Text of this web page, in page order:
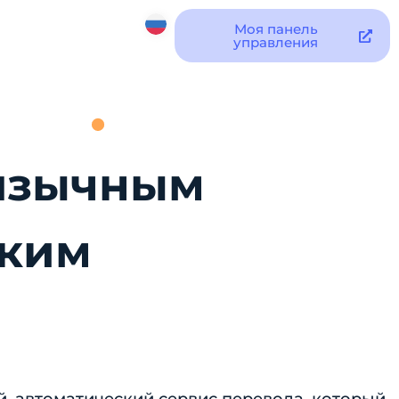
Моя панель
управления